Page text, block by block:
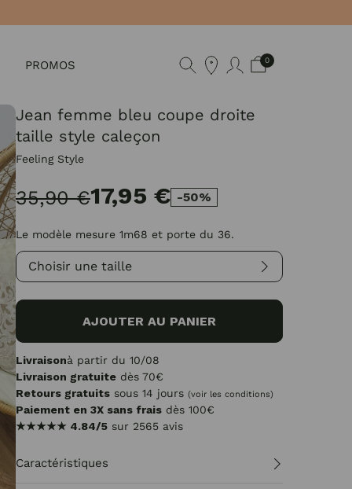
PROMOS 0
Jean femme bleu coupe droite
taille style caleçon
Feeling Style
35,90 €17,95 € -50%
Le modèle mesure 1m68 et porte du 36.
Choisir une taille
AJOUTER AU PANIER
Livraisonà partir du 10/08
Livraison gratuite dès 70€
Retours gratuits sous 14 jours (voir les conditions)
Paiement en 3X sans frais dès 100€
★★★★★ 4.84/5 sur 2565 avis
Caractéristiques